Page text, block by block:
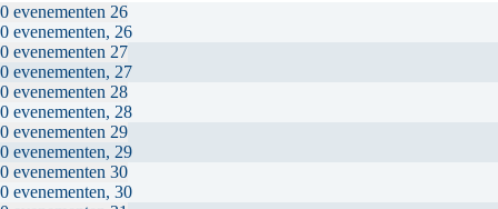
0 evenementen 26
0 evenementen, 26
0 evenementen 27
0 evenementen, 27
0 evenementen 28
0 evenementen, 28
0 evenementen 29
0 evenementen, 29
0 evenementen 30
0 evenementen, 30